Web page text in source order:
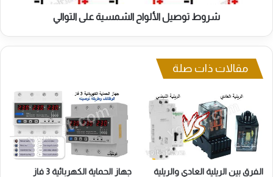
شروط توصيل الألواح الشمسية على التوالي
مقالات ذات صلة
الفرق بين الريلية العادي والريلية
جهاز الحماية الكهربائية 3 فاز